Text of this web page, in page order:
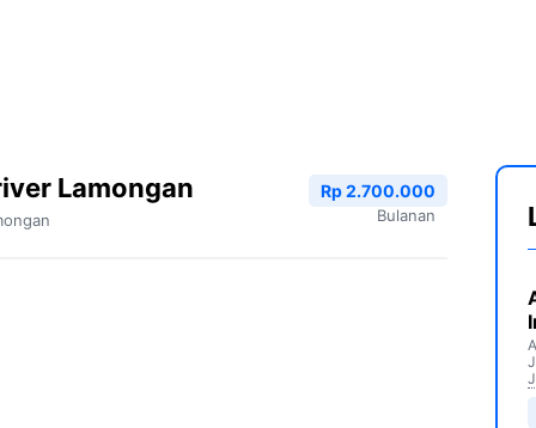
Lamongan Rp 2.700.000
Bulanan